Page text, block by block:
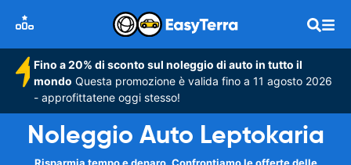
Fino a 20% di sconto sul noleggio di auto in tutto il
mondo Questa promozione è valida fino a 11 agosto 2026
- approfittatene oggi stesso!
Noleggio Auto Leptokaria